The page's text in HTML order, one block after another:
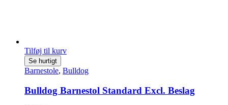
Tilføj til kurv
Se hurtigt
Barnestole, Bulldog
Bulldog Barnestol Standard Excl. Beslag